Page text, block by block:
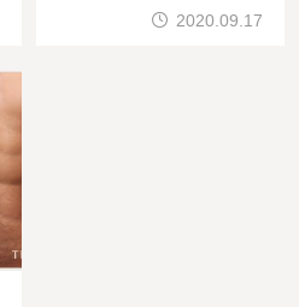
ですので30代女性、太もも
2020.09.17